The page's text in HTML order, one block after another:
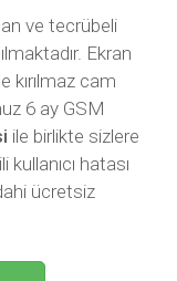
ve tecrübeli
Ekran
kırılmaz cam
6 ay GSM
ile birlikte sizlere
hatası
ücretsiz